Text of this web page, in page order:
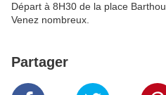
Départ à 8H30 de la place Barthou.
Venez nombreux.
Partager